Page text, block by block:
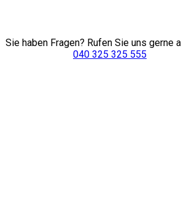
Sie haben Fragen? Rufen Sie uns gerne
040 325 325 555